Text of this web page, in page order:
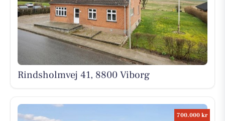
Rindsholmvej 41, 8800 Viborg
700.000 kr